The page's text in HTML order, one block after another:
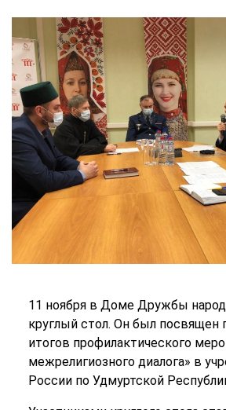
11 ноября в Доме Дружбы
круглый стол. Он был посвящен
итогов профилактического
межрелигиозного диалога» в
России по Удмуртской